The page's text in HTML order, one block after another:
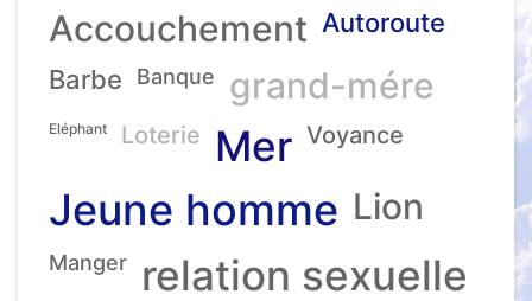
Accouchement Autoroute
Barbe
Banque grand-mére
Eléphant Loterie Mer Voyance
Jeune homme Lion
Manger relation sexuelle